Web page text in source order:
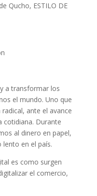
Qucho, ESTILO DE
a transformar los
el mundo. Uno que
ante el avance
cotidiana. Durante
al dinero en papel,
lento en el país.
es como surgen
el comercio,